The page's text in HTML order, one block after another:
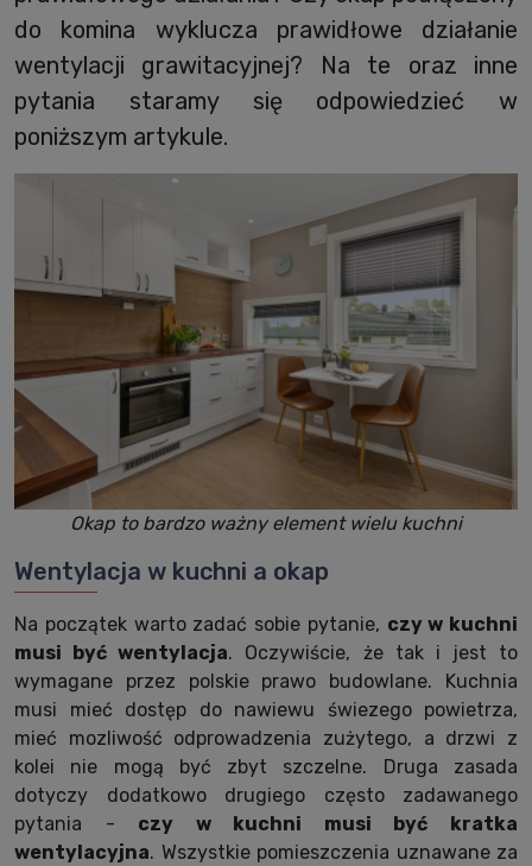
do komina wyklucza prawidłowe działanie
wentylacji grawitacyjnej? Na te oraz inne
pytania staramy się odpowiedzieć w
poniższym artykule.
Okap to bardzo ważny element wielu kuchni
Wentylacja w kuchni a okap
Na początek warto zadać sobie pytanie, czy w kuchni
musi być wentylacja. Oczywiście, że tak i jest to
wymagane przez polskie prawo budowlane. Kuchnia
musi mieć dostęp do nawiewu świezego powietrza,
mieć mozliwość odprowadzenia zużytego, a drzwi z
kolei nie mogą być zbyt szczelne. Druga zasada
dotyczy dodatkowo drugiego często zadawanego
pytania - czy w kuchni musi być kratka
wentylacyjna. Wszystkie pomieszczenia uznawane za